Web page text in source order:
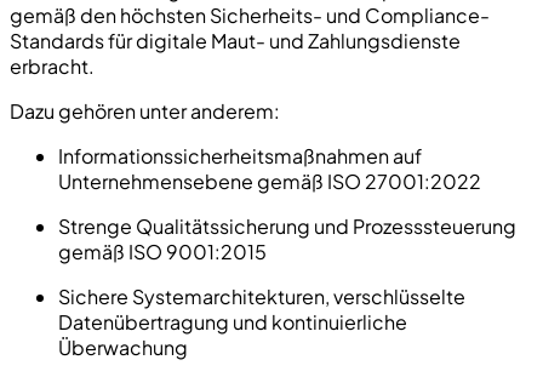
gemäß den höchsten Sicherheits- und Compliance-
Standards für digitale Maut- und Zahlungsdienste
erbracht.
Dazu gehören unter anderem:
Informationssicherheitsmaßnahmen auf
Unternehmensebene gemäß ISO 27001:2022
Strenge Qualitätssicherung und Prozesssteuerung
gemäß ISO 9001:2015
Sichere Systemarchitekturen, verschlüsselte
Datenübertragung und kontinuierliche
Überwachung